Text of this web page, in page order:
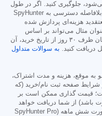
جلوگیری کنید. اگر در طول
دوره آزمایشی خود تصمیم به لغو بگیرید، بلافاصله دسترسی به SpyHunter
هزینه‌ای پردازش شده
مثال می‌تواند بر اساس
مدیریت سیستم رخ دهد)، می‌توانید هر زمان ظرف ۳۰ روز از تاریخ خرید، آن
دریافت کنید. به سوالات متداول
به موقع، هزینه و مدت اشتراک،
صفحه ثبت نام/خرید (که
قیمت گذاری ممکن است بر
باشد) از شما دریافت خواهد
به صورت شش ماهه (SpyHunter Pro